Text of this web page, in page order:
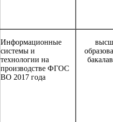
Информационные
системы и
технологии на
производстве ФГОС
ВО 2017 года